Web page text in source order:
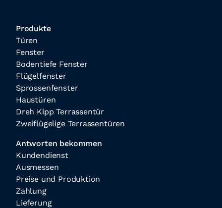
Produkte
Türen
Fenster
Bodentiefe Fenster
Flügelfenster
Sprossenfenster
Haustüren
Dreh Kipp Terrassentür
Zweiflügelige Terrassentüren
Antworten bekommen
Kundendienst
Ausmessen
Preise und Produktion
Zahlung
Lieferung